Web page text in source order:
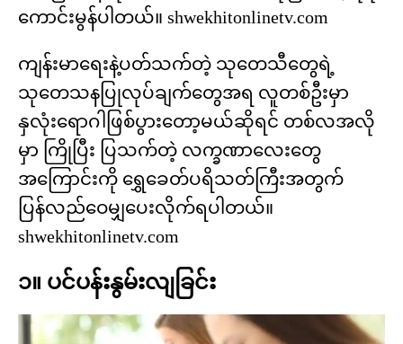
ကောင်းမွန်ပါတယ်။ shwekhitonlinetv.com
ကျန်းမာရေးနဲ့ပတ်သက်တဲ့ သုတေသီတွေရဲ့
သုတေသနပြုလုပ်ချက်တွေအရ လူတစ်ဦးမှာ
နှလုံးရောဂါဖြစ်ပွားတော့မယ်ဆိုရင် တစ်လအလို
မှာ ကြိုပြီး ပြသက်တဲ့ လက္ခဏာလေးတွေ
အကြောင်းကို ရွှေခေတ်ပရိသတ်ကြီးအတွက်
ပြန်လည်ဝေမျှပေးလိုက်ရပါတယ်။
shwekhitonlinetv.com
၁။ ပင်ပန်းနွမ်းလျခြင်း